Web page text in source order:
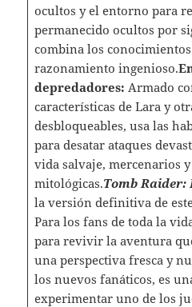
ocultos y el entorno para
permanecido ocultos por
combina los
razonamiento ingenioso.
depredadores: Armado
características de Lara y
desbloqueables, usa las
para desatar ataques
vida salvaje, mercenarios
mitológicas.Tomb Raider:
la versión definitiva de
Para los fans de toda la
para revivir la aventura
una perspectiva fresca y
los nuevos fanáticos, es
experimentar uno de los